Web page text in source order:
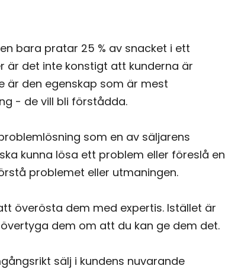
bara pratar 25 % av snacket i ett
är det inte konstigt att kunderna är
är den egenskap som är mest
- de vill bli förstådda.
som en av säljarens
kunna lösa ett problem eller föreslå en
problemet eller utmaningen.
överösta dem med expertis. Istället är
dem om att du kan ge dem det.
sälj i kundens nuvarande